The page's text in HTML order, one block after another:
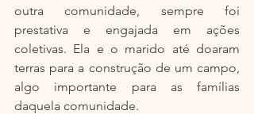
outra comunidade, sempre foi
prestativa e engajada em ações
coletivas. Ela e o marido até doaram
terras para a construção de um campo,
algo importante para as famílias
daquela comunidade.